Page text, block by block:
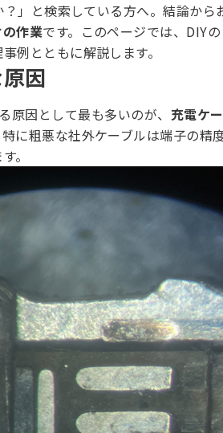
」と検索している方へ。結論から
作業です。このページでは、DIY
例とともに解説します。
因
因として最も多いのが、 充電ケ
に粗悪な社外ケーブルは端子の精
。